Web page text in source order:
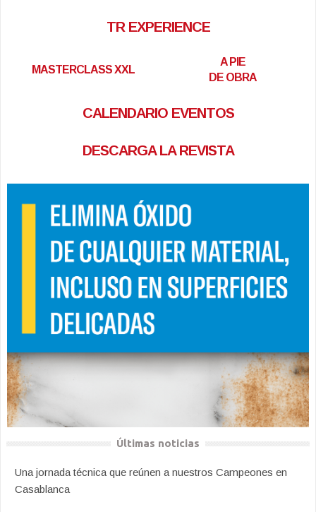
TR EXPERIENCE
MASTERCLASS XXL
A PIE
DE OBRA
CALENDARIO EVENTOS
DESCARGA LA REVISTA
Últimas noticias
Una jornada técnica que reúnen a nuestros Campeones en
Casablanca